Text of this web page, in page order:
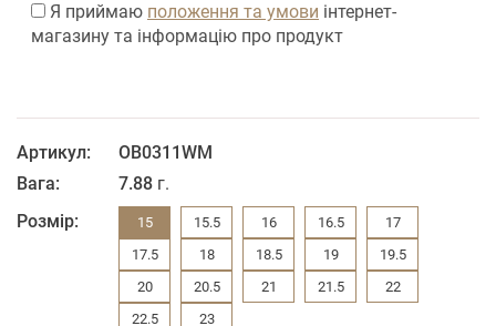
Я приймаю положення та умови інтернет-
магазину та інформацію про продукт
Артикул:
ОВ0311WM
Вага:
7.88 г.
Розмір:
15 15.5 16 16.5
17
17.5
18 18.5 19
19.5
20
20.5 21 21.5
22
22.5
23